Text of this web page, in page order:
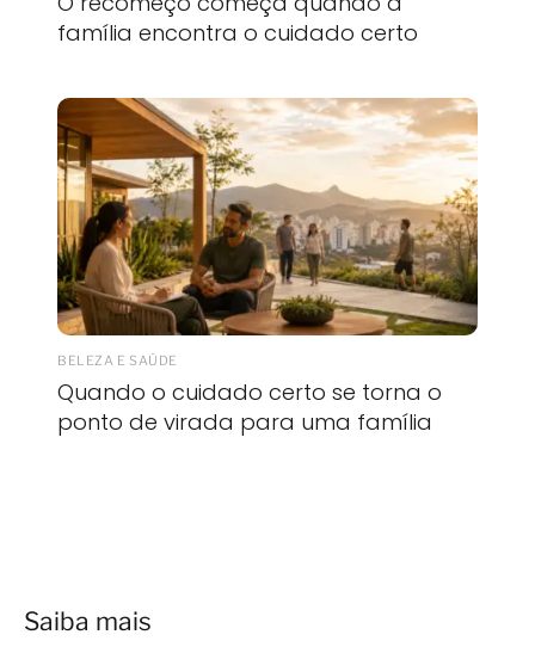
família encontra o cuidado certo
BELEZA E SAÚDE
Quando o cuidado certo se torna o
ponto de virada para uma família
Saiba mais